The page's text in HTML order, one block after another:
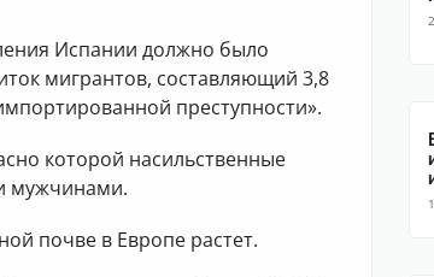
Испании должно было
мигрантов, составляющий 3,8
преступности».
которой насильственные
мужчинами.
почве в Европе растет.